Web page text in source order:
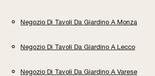
Negozio Di Tavoli Da Giardino A Monza
Negozio Di Tavoli Da Giardino A Lecco
Negozio Di Tavoli Da Giardino A Varese